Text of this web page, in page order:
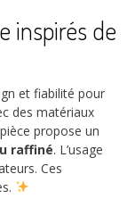
inspirés de
et fiabilité pour
des matériaux
propose un
raffiné. L’usage
Ces